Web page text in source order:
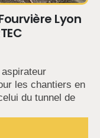
Lyon
les chantiers en
du tunnel de